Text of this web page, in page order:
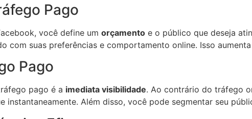
Pago
você define um orçamento e o público que deseja
com suas preferências e comportamento online. Isso
Pago
pago é a imediata visibilidade. Ao contrário do tráfego
instantaneamente. Além disso, você pode segmentar seu